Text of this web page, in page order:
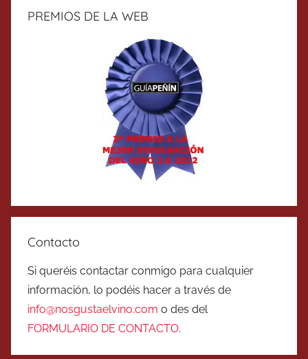
PREMIOS DE LA WEB
Contacto
Si queréis contactar conmigo para cualquier
información, lo podéis hacer a través de
info@nosgustaelvino.com o des del
FORMULARIO DE CONTACTO.